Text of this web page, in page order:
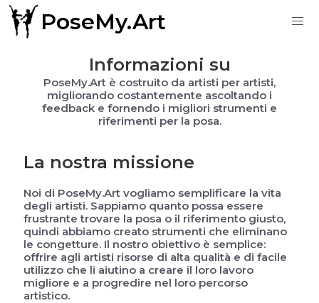
PoseMy.Art
Informazioni su
PoseMy.Art è costruito da artisti per artisti,
migliorando costantemente ascoltando i
feedback e fornendo i migliori strumenti e
riferimenti per la posa.
La nostra missione
Noi di PoseMy.Art vogliamo semplificare la vita
degli artisti. Sappiamo quanto possa essere
frustrante trovare la posa o il riferimento giusto,
quindi abbiamo creato strumenti che eliminano
le congetture. Il nostro obiettivo è semplice:
offrire agli artisti risorse di alta qualità e di facile
utilizzo che li aiutino a creare il loro lavoro
migliore e a progredire nel loro percorso
artistico.